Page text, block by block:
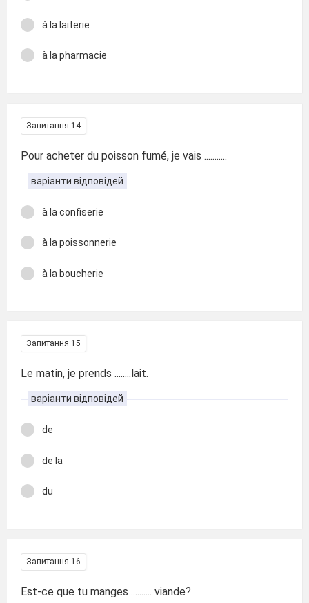
à la laiterie
à la pharmacie
Запитання 14
Pour acheter du poisson fumé, je vais ...........
варіанти відповідей
à la confiserie
à la poissonnerie
à la boucherie
Запитання 15
Le matin, je prends ........lait.
варіанти відповідей
de
de la
du
Запитання 16
Est-ce que tu manges .......... viande?